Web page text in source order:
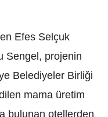
Efes Selçuk
Sengel, projenin
Belediyeler Birliği
mama üretim
bulunan otellerden